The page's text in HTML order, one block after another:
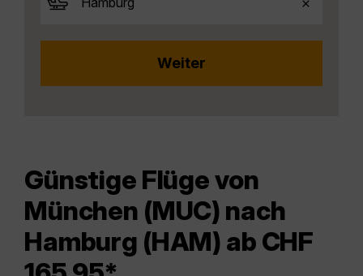
Günstige Flüge von
München (MUC) nach
Hamburg (HAM) ab CHF